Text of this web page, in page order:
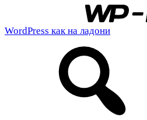
WordPress как на ладони